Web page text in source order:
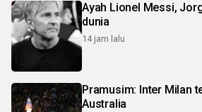
Ayah Lionel Messi,
dunia
14 jam lalu
Pramusim: Inter Milan
Australia